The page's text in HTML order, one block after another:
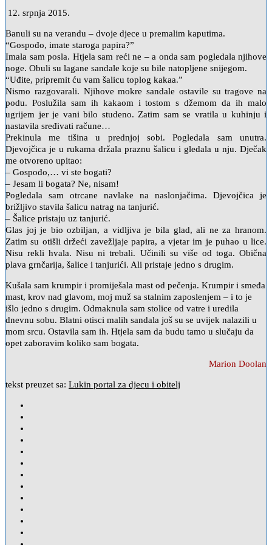
12. srpnja 2015.
Banuli su na verandu – dvoje djece u premalim kaputima.
“Gospođo, imate staroga papira?”
Imala sam posla. Htjela sam reći ne – a onda sam pogledala njihove
noge. Obuli su lagane sandale koje su bile natopljene snijegom.
“Uđite, pripremit ću vam šalicu toplog kakaa.”
Nismo razgovarali. Njihove mokre sandale ostavile su tragove na
podu. Poslužila sam ih kakaom i tostom s džemom da ih malo
ugrijem jer je vani bilo studeno. Zatim sam se vratila u kuhinju i
nastavila sređivati račune…
Prekinula me tišina u prednjoj sobi. Pogledala sam unutra.
Djevojčica je u rukama držala praznu šalicu i gledala u nju. Dječak
me otvoreno upitao:
– Gospođo,… vi ste bogati?
– Jesam li bogata? Ne, nisam!
Pogledala sam otrcane navlake na naslonjačima. Djevojčica je
brižljivo stavila šalicu natrag na tanjurić.
– Šalice pristaju uz tanjurić.
Glas joj je bio ozbiljan, a vidljiva je bila glad, ali ne za hranom.
Zatim su otišli držeći zavežljaje papira, a vjetar im je puhao u lice.
Nisu rekli hvala. Nisu ni trebali. Učinili su više od toga. Obična
plava grnčarija, šalice i tanjurići. Ali pristaje jedno s drugim.
Kušala sam krumpir i promiješala mast od pečenja. Krumpir i smeđa
mast, krov nad glavom, moj muž sa stalnim zaposlenjem – i to je
išlo jedno s drugim. Odmaknula sam stolice od vatre i uredila
dnevnu sobu. Blatni otisci malih sandala još su se uvijek nalazili u
mom srcu. Ostavila sam ih. Htjela sam da budu tamo u slučaju da
opet zaboravim koliko sam bogata.
Marion Doolan
tekst preuzet sa: Lukin portal za djecu i obitelj